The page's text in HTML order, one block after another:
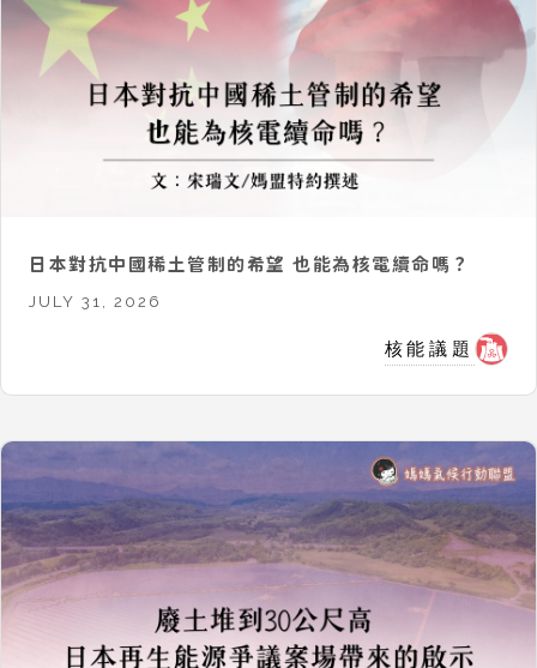
日本對抗中國稀土管制的希望 也能為核電續命嗎？
JULY 31, 2026
核能議題